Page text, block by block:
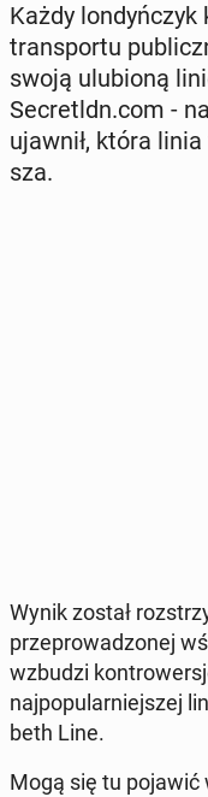
Każdy lon­dyń­czyk
trans­por­tu
swoją ulu­bio­ną
Se­cre­tldn.com -
ujawnił, która
sza.
Wynik został
prze­pro­wa­dzo­nej
wzbudzi
naj­po­pu­lar­niej­szej
beth Line.
Mogą się tu pojawić